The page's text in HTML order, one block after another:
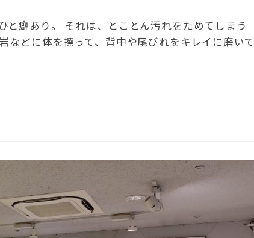
癖あり。 それは、とことん汚れをためてしまう
などに体を擦って、背中や尾びれをキレイに磨いて